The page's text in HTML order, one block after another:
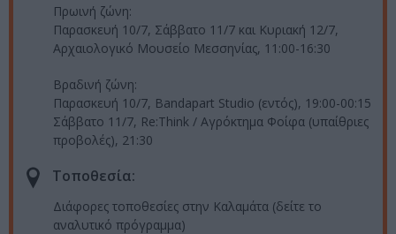
Πρωινή ζώνη:
Παρασκευή 10/7, Σάββατο 11/7 και Κυριακή 12/7,
Αρχαιολογικό Μουσείο Μεσσηνίας, 11:00-16:30
Βραδινή ζώνη:
Παρασκευή 10/7, Bandapart Studio (εντός), 19:00-00:15
Σάββατο 11/7, Re:Think / Αγρόκτημα Φοίφα (υπαίθριες
προβολές), 21:30
Τοποθεσία:
Διάφορες τοποθεσίες στην Καλαμάτα (δείτε το
αναλυτικό πρόγραμμα)